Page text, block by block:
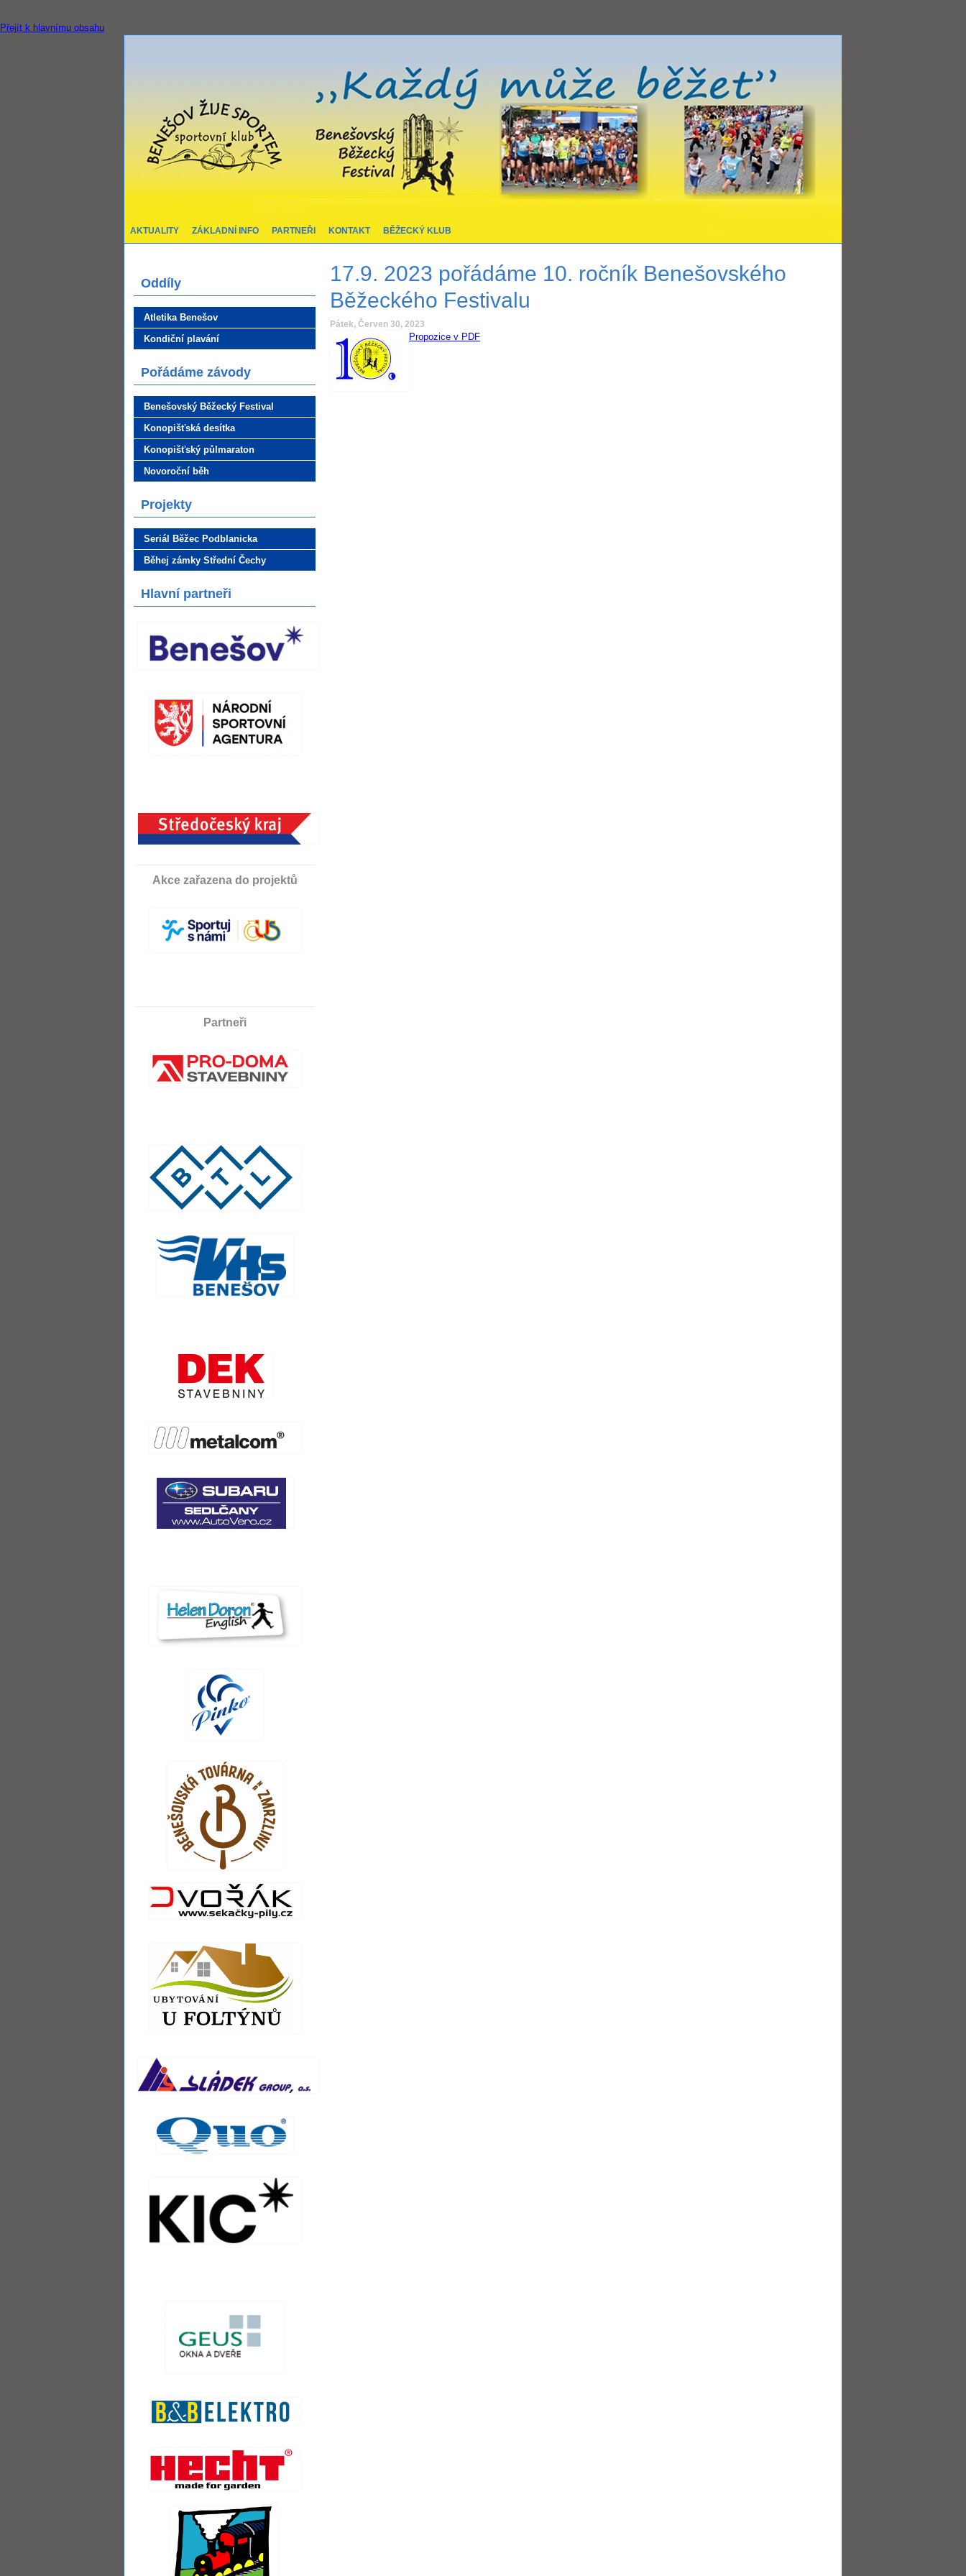
Přejít k hlavnímu obsahu
AKTUALITY ZÁKLADNÍ INFO PARTNEŘI KONTAKT BĚŽECKÝ KLUB
17.9. 2023 pořádáme 10. ročník Benešovského
Běžeckého Festivalu
Pátek, Červen 30, 2023
Propozice v PDF
Oddíly
Atletika Benešov
Kondiční plavání
Pořádáme závody
Benešovský Běžecký Festival
Konopišťská desítka
Konopišťský půlmaraton
Novoroční běh
Projekty
Seriál Běžec Podblanicka
Běhej zámky Střední Čechy
Hlavní partneři
Akce zařazena do projektů
Partneři